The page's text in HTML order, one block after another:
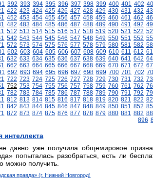
392 393 394 395 396 397 398 399 400 401 402
422 423 424 425 426 427 428 429 430 431 432
452 453 454 455 456 457 458 459 460 461 462
482 483 484 485 486 487 488 489 490 491 492
512 513 514 515 516 517 518 519 520 521 522
542 543 544 545 546 547 548 549 550 551 552
572 573 574 575 576 577 578 579 580 581 582
602 603 604 605 606 607 608 609 610 611 612
632 633 634 635 636 637 638 639 640 641 642
662 663 664 665 666 667 668 669 670 671 672
692 693 694 695 696 697 698 699 700 701 702
722 723 724 725 726 727 728 729 730 731 732
752 753 754 755 756 757 758 759 760 761 762
782 783 784 785 786 787 788 789 790 791 792
812 813 814 815 816 817 818 819 820 821 822
842 843 844 845 846 847 848 849 850 851 852
872 873 874 875 876 877 878 879 880 881 882
896
давно уже получила общемировое
попыталась разобраться, есть ли
можно получить.
правда» (г. Нижний Новгород)